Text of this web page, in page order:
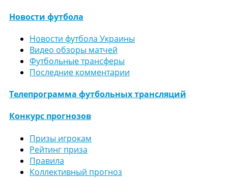
Новости футбола
Новости футбола Украины
Видео обзоры матчей
Футбольные трансферы
Последние комментарии
Телепрограмма футбольных трансляций
Конкурс прогнозов
Призы игрокам
Рейтинг приза
Правила
Коллективный прогноз